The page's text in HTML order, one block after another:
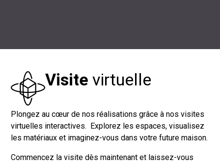
Visite virtuelle
Plongez au cœur de nos réalisations grâce à nos visites
virtuelles interactives. Explorez les espaces, visualisez
les matériaux et imaginez-vous dans votre future maison.
Commencez la visite dès maintenant et laissez-vous